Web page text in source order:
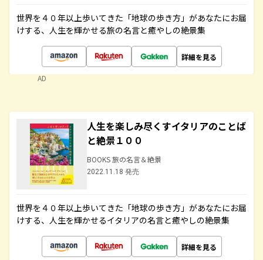
世界を４０年以上歩いてきた「地球の歩き方」があなたにお届
けする、人生を輝かせる旅の名言と癒やしの絶景集
詳細を見る
AD
人生を楽しみ尽くすイタリアのことば
と絶景１００
BOOKS 旅の名言＆絶景
2022.11.18 発売
世界を４０年以上歩いてきた「地球の歩き方」があなたにお届
けする、人生を輝かせるイタリアの名言と癒やしの絶景集
詳細を見る